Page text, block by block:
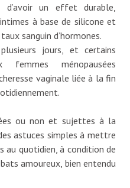
d’avoir un effet durable,
à base de silicone et
sanguin d’hormones.
jours, et certains
femmes ménopausées
vaginale liée à la fin
ou non et sujettes à la
astuces simples à mettre
au quotidien, à condition de
amoureux, bien entendu